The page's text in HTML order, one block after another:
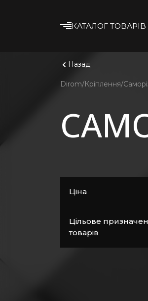
КАТАЛОГ ТОВАРІВ
комплектуючі
Утеплювач
матеріали
Витратні матеріали
Загальнобудівельні
Назад
Dirom Кріплення
Ціна
Цільове
товарів